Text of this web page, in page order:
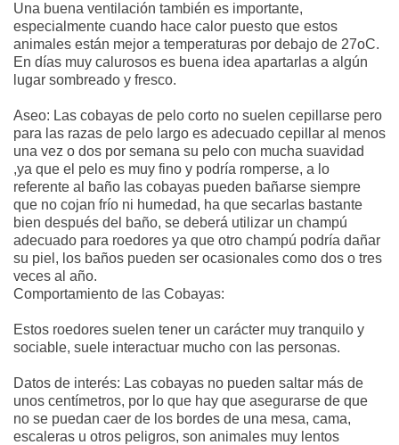
Una buena ventilación también es importante,
especialmente cuando hace calor puesto que estos
animales están mejor a temperaturas por debajo de 27oC.
En días muy calurosos es buena idea apartarlas a algún
lugar sombreado y fresco.
Aseo: Las cobayas de pelo corto no suelen cepillarse pero
para las razas de pelo largo es adecuado cepillar al menos
una vez o dos por semana su pelo con mucha suavidad
,ya que el pelo es muy fino y podría romperse, a lo
referente al baño las cobayas pueden bañarse siempre
que no cojan frío ni humedad, ha que secarlas bastante
bien después del baño, se deberá utilizar un champú
adecuado para roedores ya que otro champú podría dañar
su piel, los baños pueden ser ocasionales como dos o tres
veces al año.
Comportamiento de las Cobayas:
Estos roedores suelen tener un carácter muy tranquilo y
sociable, suele interactuar mucho con las personas.
Datos de interés: Las cobayas no pueden saltar más de
unos centímetros, por lo que hay que asegurarse de que
no se puedan caer de los bordes de una mesa, cama,
escaleras u otros peligros, son animales muy lentos